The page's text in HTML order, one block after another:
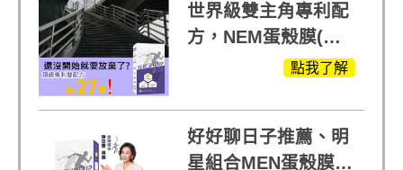
世界級雙主角專利配
方，NEM蛋殼膜(蛋
白聚醣)+UCll原裝進
+軟骨素
點我了解
好好聊日子推薦、明
星組合MEN蛋殼膜